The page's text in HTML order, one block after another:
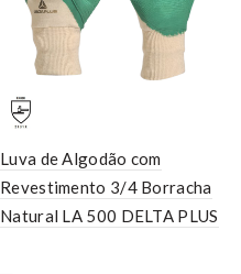
Luva de Algodão com
Revestimento 3/4 Borracha
Natural LA 500 DELTA PLUS